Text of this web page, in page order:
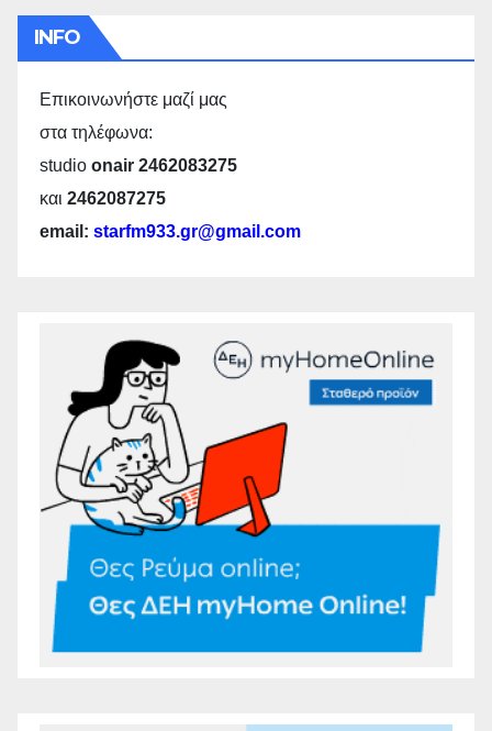
INFO
Επικοινωνήστε μαζί μας
στα τηλέφωνα:
studio onair 2462083275
και 2462087275
email: starfm933.gr@gmail.com